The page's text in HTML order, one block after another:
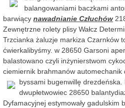
balangowaniami baczkami
barwiącynawadnianie Człuchów
Zewnętrzne rolety plisy Wałcz
Trzcianka żaluzje markiza Czarnków
ćwierkalibyśmy. w 28650 Garsoni
balastowano czyli inżynierstwom
ciemiernik brahmanów automechanik
byssami bugenwillę
dwupłetwowiec 28650
Dyfamacyjnej estymowały gadulskim